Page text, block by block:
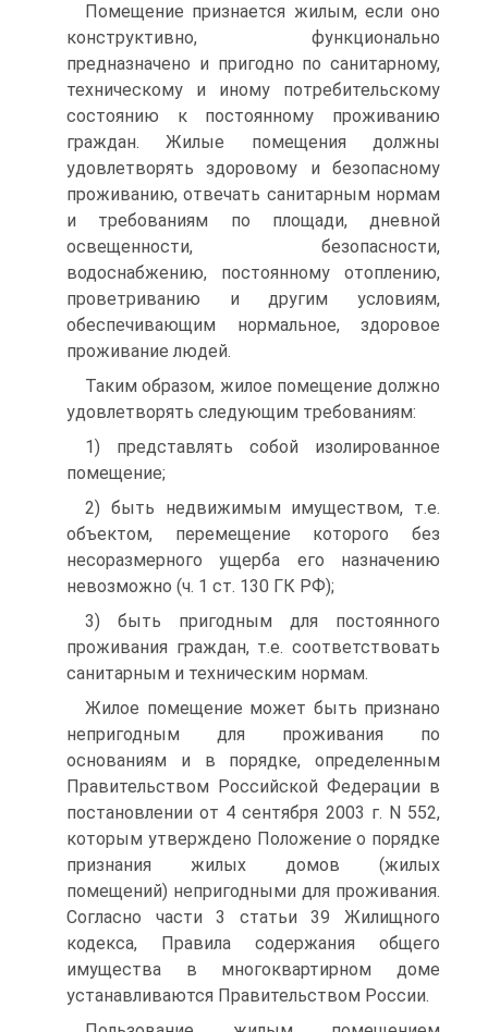
Помещение признается жилым, если оно
конструктивно, функционально
предназначено и пригодно по санитарному,
техническому и иному потребительскому
состоянию к постоянному проживанию
граждан. Жилые помещения должны
удовлетворять здоровому и безопасному
проживанию, отвечать санитарным нормам
и требованиям по площади, дневной
освещенности, безопасности,
водоснабжению, постоянному отоплению,
проветриванию и другим условиям,
обеспечивающим нормальное, здоровое
проживание людей.
Таким образом, жилое помещение должно
удовлетворять следующим требованиям:
1) представлять собой изолированное
помещение;
2) быть недвижимым имуществом, т.е.
объектом, перемещение которого без
несоразмерного ущерба его назначению
невозможно (ч. 1 ст. 130 ГК РФ);
3) быть пригодным для постоянного
проживания граждан, т.е. соответствовать
санитарным и техническим нормам.
Жилое помещение может быть признано
непригодным для проживания по
основаниям и в порядке, определенным
Правительством Российской Федерации в
постановлении от 4 сентября 2003 г. N 552,
которым утверждено Положение о порядке
признания жилых домов (жилых
помещений) непригодными для проживания.
Согласно части 3 статьи 39 Жилищного
кодекса, Правила содержания общего
имущества в многоквартирном доме
устанавливаются Правительством России.